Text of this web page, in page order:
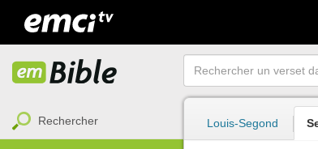
Rechercher Louis-Segond